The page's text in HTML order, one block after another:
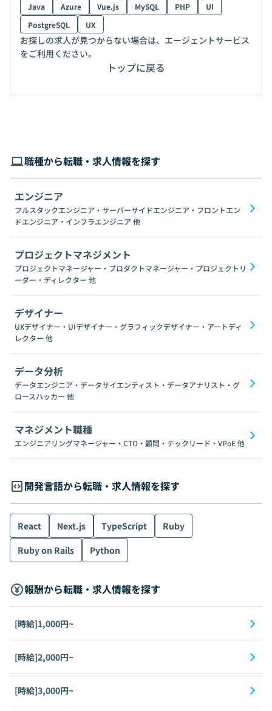
Java
Azure Vue.js MySQL PHP
UI
PostgreSQL
UX
お探しの求人が見つからない場合は、エージェントサービス
をご利用ください。
トップに戻る
職種から転職・求人情報を探す
エンジニア
フルスタックエンジニア・サーバーサイドエンジニア・フロントエン
ドエンジニア・インフラエンジニア 他
プロジェクトマネジメント
プロジェクトマネージャー・プロダクトマネージャー・プロジェクトリ
ーダー・ディレクター 他
デザイナー
UXデザイナー・UIデザイナー・グラフィックデザイナー・アートディ
レクター 他
データ分析
データエンジニア・データサイエンティスト・データアナリスト・グ
ロースハッカー 他
マネジメント職種
エンジニアリングマネージャー・CTO・顧問・テックリード・VPoE他
開発言語から転職・求人情報を探す
React Next.js TypeScript
Ruby
Ruby on Rails
Python
報酬から転職・求人情報を探す
[時給]1,000円~
[時給]2,000円~
[時給]3,000円~